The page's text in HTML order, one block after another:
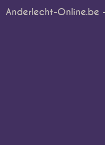
Anderlecht-Online.be